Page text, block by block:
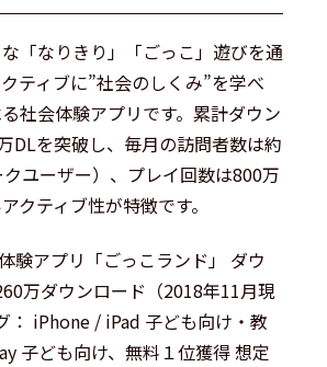
「なりきり」「ごっこ」遊びを通
ティブに”社会のしくみ”を学べ
社会体験アプリです。累計ダウン
DLを突破し、毎月の訪問者数は約
ユーザー）、プレイ回数は800万
クティブ性が特徴です。
験アプリ「ごっこランド」 ダウ
万ダウンロード（2018年11月現
： iPhone / iPad 子ども向け・教
子ども向け、無料１位獲得 想定